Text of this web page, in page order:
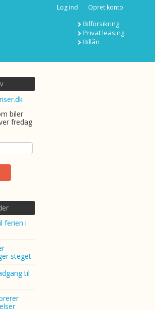
Log ind Opret konto
Bilforsikring
Privat leasing
Billån
biler
fredag
ferien i
steget
til